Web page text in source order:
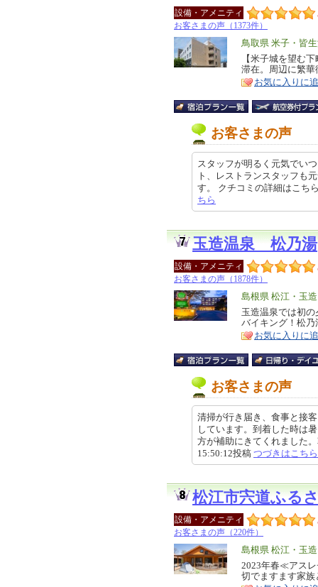
設備・アメニティ
お客さまの声（1373件）
エ
リ
ア
鳥取県 米子・皆
特
徴
【米子城を望む
滞在。周辺に繁
お気に入りに
お客さまの声
スタッフが明るく元気でい
ト、レストランスタッフも
す。 クチコミの詳細はこ
ちら
玉造温泉 松乃湯
設備・アメニティ
お客さまの声（1878件）
エ
リ
ア
島根県 松江・玉
特
徴
玉造温泉では初
バイキング！松
お気に入りに
お客さまの声
清掃が行き届き、食事と接
しています。到着した時は
方が補助にきてくれました
15:50:12投稿 つづきはこちら
松江市宍道ふる
設備・アメニティ
お客さまの声（220件）
エ
リ
ア
島根県 松江・玉
特
徴
2023年春≪アス
切でますます家族